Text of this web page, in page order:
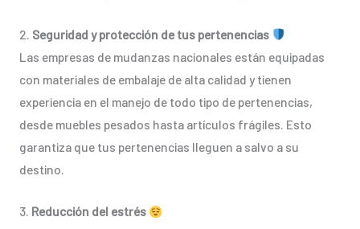
2. Seguridad y protección de tus pertenencias
Las empresas de mudanzas nacionales están equipadas
con materiales de embalaje de alta calidad y tienen
experiencia en el manejo de todo tipo de pertenencias,
desde muebles pesados hasta artículos frágiles. Esto
garantiza que tus pertenencias lleguen a salvo a su
destino.
3. Reducción del estrés